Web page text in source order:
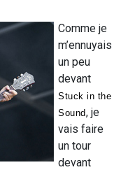
Comme je
m’ennuyais
un peu
devant
Stuck in the
Sound, je
vais faire
un tour
devant